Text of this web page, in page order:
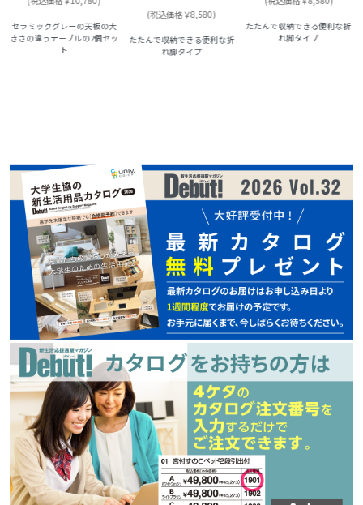
セラミックグレーの天板の大
きさの違うテーブルの2個セッ
ト
(税込価格￥8,580)
たたんで収納できる便利な折
れ脚タイプ
たたんで収納できる便利な折
れ脚タイプ